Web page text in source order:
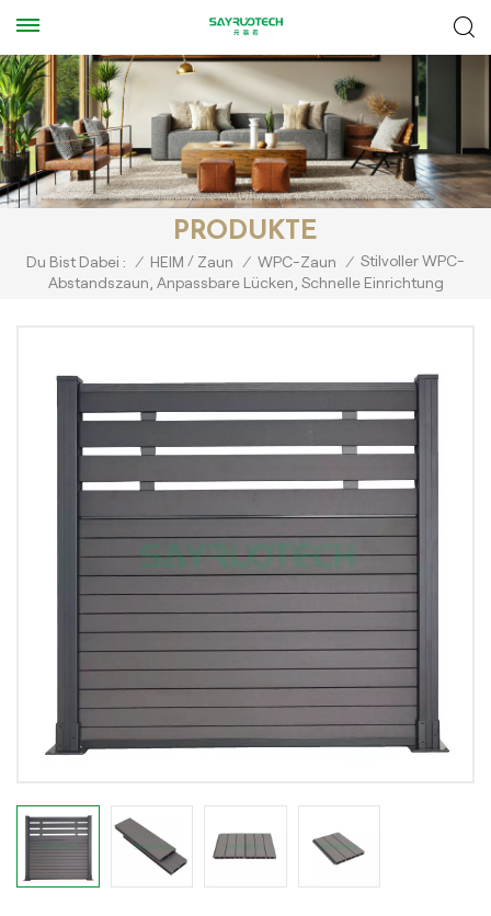
PRODUKTE
Du Bist Dabei : / HEIM / Zaun / WPC-Zaun / Stilvoller WPC-
Abstandszaun, Anpassbare Lücken, Schnelle Einrichtung